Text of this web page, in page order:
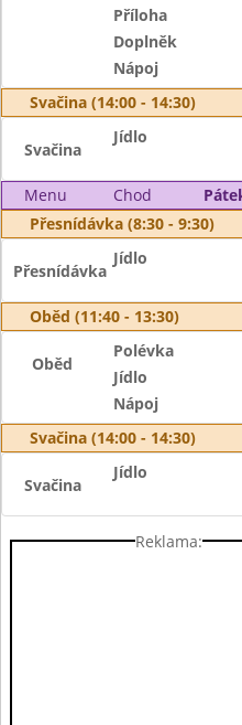
Příloha
Doplněk
Nápoj
Svačina (14:00 - 14:30)
Svačina
Jídlo
Menu Chod
Přesnídávka (8:30 - 9:30)
Přesnídávka
Jídlo
Oběd (11:40 - 13:30)
Oběd
Polévka
Jídlo
Nápoj
Svačina (14:00 - 14:30)
Svačina
Jídlo
Reklama: